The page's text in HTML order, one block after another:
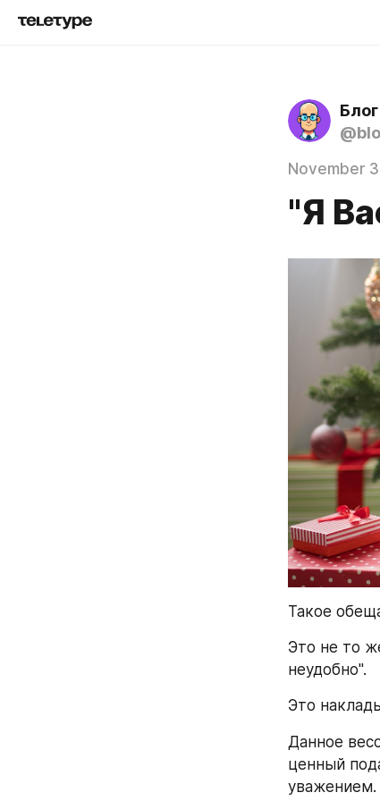
November
"Я
Такое
Это не то
неудобно".
Это
Данное
ценный
уважением.